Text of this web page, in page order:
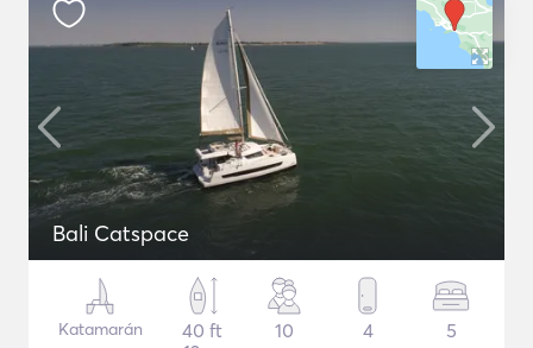
Bali Catspace
Katamarán
40 ft
10 4 5